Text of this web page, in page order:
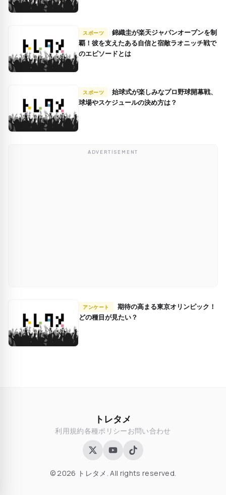
スポーツ
覇！彼を支えたある自信と宿敵ラオニッチ戦で
のエピソードとは
スポーツ
球場やスケジュールの決め方は？
ADVERTISEMENT
アンケート
どの種目が見たい？
トレタメ
利用規約各種ポリシーお問い合わせ
© 2026 トレタメ. All rights reserved.